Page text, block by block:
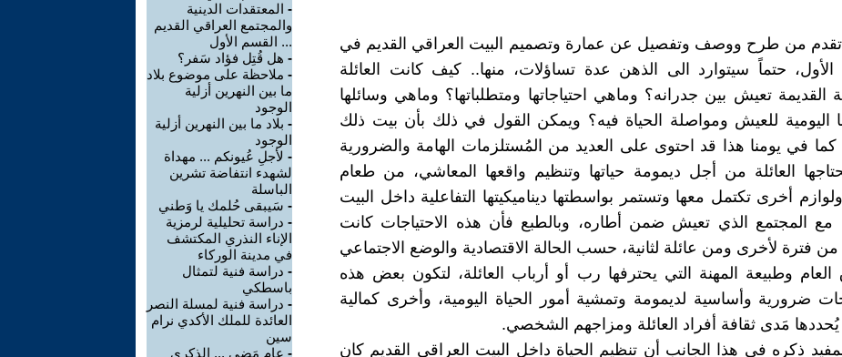
تقدم من طرح ووصف وتفصيل عن عمارة وتصميم البيت العراقي القديم في
الأول، حتماً سيتوارد الى الذهن عدة تساؤلات، منها.. كيف كانت العائلة
القديمة تعيش بين جدرانه؟ وماهي احتياجاتها ومتطلباتها؟ وماهي وسائلها
اليومية للعيش ومواصلة الحياة فيه؟ ويمكن القول في ذلك بأن بيت ذلك
كما في يومنا هذا قد احتوى على العديد من المُستلزمات الهامة والضرورية
العائلة من أجل ديمومة حياتها وتنظيم واقعها المعاشي، من طعام
أخرى تكتمل معها وتستمر بواسطتها ديناميكيتها التفاعلية داخل البيت
مع المجتمع الذي تعيش ضمن أطاره، وبالطبع فأن هذه الاحتياجات كانت
فترة لأخرى ومن عائلة لثانية، حسب الحالة الاقتصادية والوضع الاجتماعي
العام وطبيعة المهنة التي يحترفها رب أو أرباب العائلة، لتكون بعض هذه
ضرورية وأساسية لديمومة وتمشية أمور الحياة اليومية، وأخرى كمالية
يُحددها مَدى ثقافة أفراد العائلة ومزاجهم الشخصي.
ذكره في هذا الجانب أن تنظيم الحياة داخل البيت العراقي القديم كان
- المعتقدات الدينية
والمجتمع العراقي القديم
... القسم الأول
- هل قُتِل فؤاد سَفر؟
- ملاحظة على موضوع بلاد
ما بين النهرين أزلية
الوجود
- بلاد ما بين النهرين أزلية
الوجود
- لأجلِ عُيونكم ... مهداة
لشهدء انتفاضة تشرين
الباسلة
- سَيبقى حُلمك يا وَطني
- دراسة تحليلية لرمزية
الإناء النذري المكتشف
في مدينة الوركاء
- دراسة فنية لتمثال
باسطكي
- دراسة فنية لمسلة النصر
العائدة للملك الأكدي نرام
سين
- عام مَضى ... الذكرى